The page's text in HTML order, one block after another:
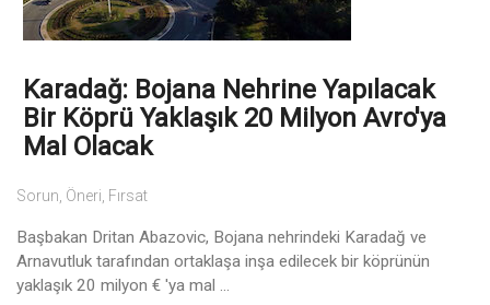
Karadağ: Bojana Nehrine Yapılacak
Bir Köprü Yaklaşık 20 Milyon Avro'ya
Mal Olacak
Sorun, Öneri, Fırsat
Başbakan Dritan Abazovic, Bojana nehrindeki Karadağ ve
Arnavutluk tarafından ortaklaşa inşa edilecek bir köprünün
yaklaşık 20 milyon € 'ya mal ...